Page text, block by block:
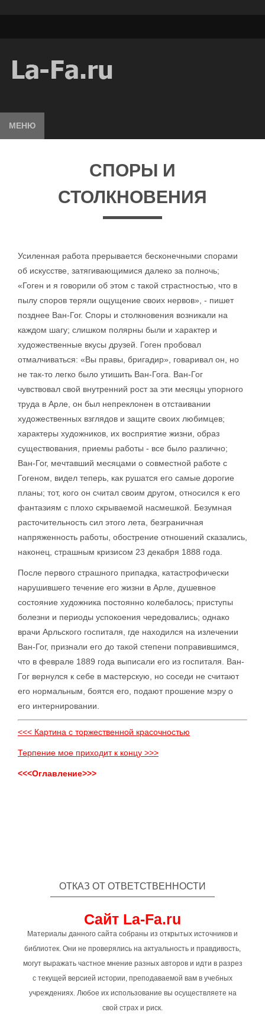
МЕНЮ
СПОРЫ И
СТОЛКНОВЕНИЯ
Усиленная работа прерывается бесконечными спорами
об искусстве, затягивающимися далеко за полночь;
«Гоген и я говорили об этом с такой страстностью, что в
пылу споров теряли ощущение своих нервов», - пишет
позднее Ван-Гог. Споры и столкновения возникали на
каждом шагу; слишком полярны были и характер и
художественные вкусы друзей. Гоген пробовал
отмалчиваться: «Вы правы, бригадир», говаривал он, но
не так-то легко было утишить Ван-Гога. Ван-Гог
чувствовал свой внутренний рост за эти месяцы упорного
труда в Арле, он был непреклонен в отстаивании
художественных взглядов и защите своих любимцев;
характеры художников, их восприятие жизни, образ
существования, приемы работы - все было различно;
Ван-Гог, мечтавший месяцами о совместной работе с
Гогеном, видел теперь, как рушатся его самые дорогие
планы; тот, кого он считал своим другом, относился к его
фантазиям с плохо скрываемой насмешкой. Безумная
расточительность сил этого лета, безграничная
напряженность работы, обострение отношений сказались,
наконец, страшным кризисом 23 декабря 1888 года.
После первого страшного припадка, катастрофически
нарушившего течение его жизни в Арле, душевное
состояние художника постоянно колебалось; приступы
болезни и периоды успокоения чередовались; однако
врачи Арльского госпиталя, где находился на излечении
Ван-Гог, признали его до такой степени поправившимся,
что в феврале 1889 года выписали его из госпиталя. Ван-
Гог вернулся к себе в мастерскую, но соседи не считают
его нормальным, боятся его, подают прошение мэру о
его интернировании.
<<< Картина с торжественной красочностью
Терпение мое приходит к концу >>>
<<<Оглавление>>>
ОТКАЗ ОТ ОТВЕТСТВЕННОСТИ
Сайт La-Fa.ru
Материалы данного сайта собраны из открытых источников и
библиотек. Они не проверялись на актуальность и правдивость,
могут выражать частное мнение разных авторов и идти в разрез
с текущей версией истории, преподаваемой вам в учебных
учреждениях. Любое их использование вы осуществляете на
свой страх и риск.